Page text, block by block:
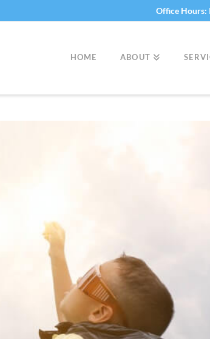
Office Hours:
HOME ABOUT